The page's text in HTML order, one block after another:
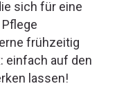
sich für eine
frühzeitig
einfach auf den
lassen!